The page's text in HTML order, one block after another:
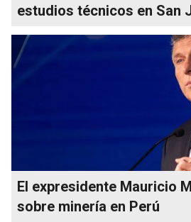
estudios técnicos en San
El expresidente Mauricio
sobre minería en Perú